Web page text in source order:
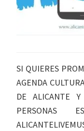
SI QUIERES
AGENDA
DE ALICANTE
PERSONAS